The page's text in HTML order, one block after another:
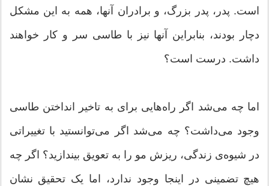
است. پدر، پدر بزرگ، و برادران آنها، همه به این مشکل
دچار بودند، بنابراین آنها نیز با طاسی سر و کار خواهند
داشت. درست است؟
اما چه می‌شد اگر راه‌هایی برای به تاخیر انداختن طاسی
وجود می‌داشت؟ چه می‌شد اگر می‌توانستید با تغییراتی
در شیوه‌ی زندگی، ریزش مو را به تعویق بیندازید؟ اگر چه
هیچ تضمینی در اینجا وجود ندارد، اما یک تحقیق نشان